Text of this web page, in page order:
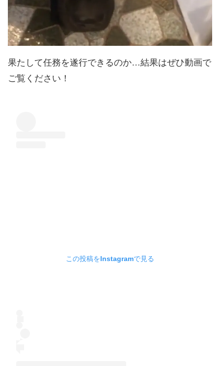
果たして任務を遂行できるのか…結果はぜひ動画で
ご覧ください！
この投稿をInstagramで見る